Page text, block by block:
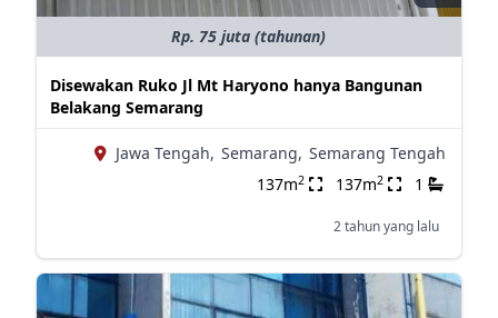
Rp. 75 juta (tahunan)
Disewakan Ruko Jl Mt Haryono hanya Bangunan
Belakang Semarang
Jawa Tengah, Semarang, Semarang Tengah
137m2 137m2 1
2 tahun yang lalu